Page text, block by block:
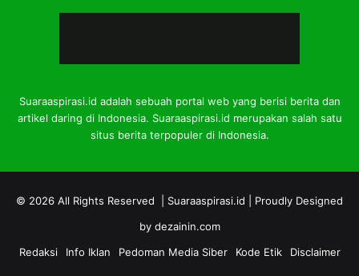
Suaraaspirasi.id adalah sebuah portal web yang berisi berita dan
artikel daring di Indonesia. Suaraaspirasi.id merupakan salah satu
situs berita terpopuler di Indonesia.
© 2026 All Rights Reserved | Suaraaspirasi.id | Proudly Designed
by dezainin.com
Redaksi
Info Iklan Pedoman Media Siber Kode Etik Disclaimer